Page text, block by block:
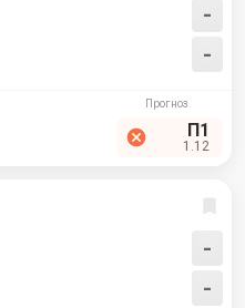
-
-
П1
1.12
-
-